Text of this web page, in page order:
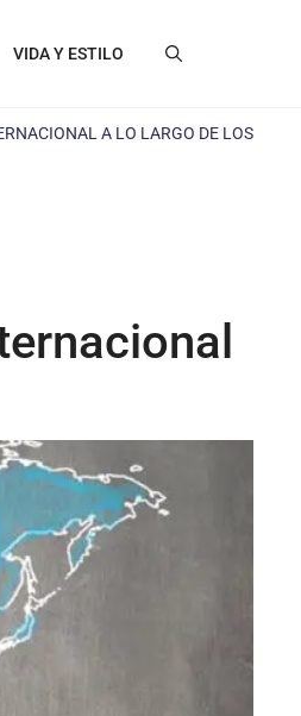
VIDA Y ESTILO
A LO LARGO DE LOS